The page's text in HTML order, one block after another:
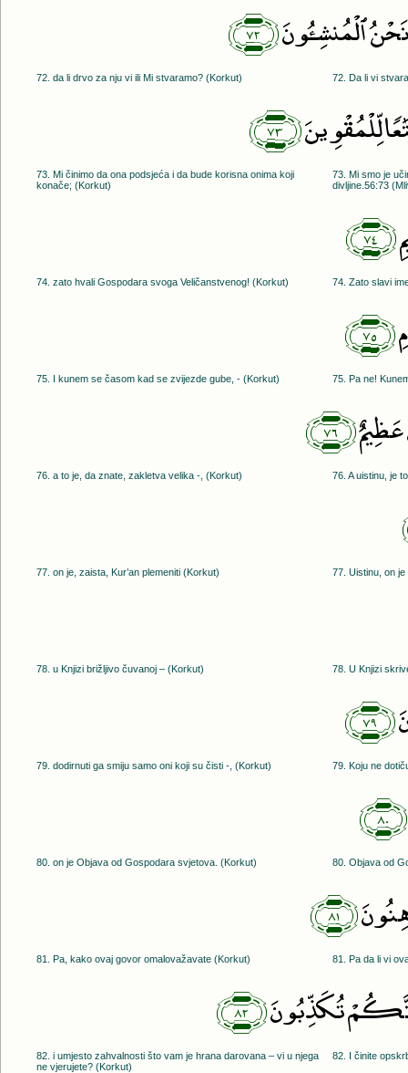
نَحْنُ ٱلْمُنشِـُٔونَ﴿٧٢﴾
72. da li drvo za nju vi ili Mi stvaramo? (Korkut) 72. Da li vi
لِّلْمُقْوِينَ﴿٧٣﴾
73. Mi činimo da ona podsjeća i da bude korisna onima koji
konače; (Korkut)
73. Mi smo je
divljine.56:73
﴿٧٤﴾
74. zato hvali Gospodara svoga Veličanstvenog! (Korkut) 74. Zato slavi
﴿٧٥﴾
75. I kunem se časom kad se zvijezde gube, - (Korkut) 75. Pa ne!
﴿٧٦﴾
76. a to je, da znate, zakletva velika -, (Korkut) 76. A uistinu, je
77. on je, zaista, Kur’an plemeniti (Korkut) 77. Uistinu, on
78. u Knjizi brižljivo čuvanoj – (Korkut) 78. U Knjizi
﴿٧٩﴾
79. dodirnuti ga smiju samo oni koji su čisti -, (Korkut) 79. Koju ne
﴿٨٠﴾
80. on je Objava od Gospodara svjetova. (Korkut) 80. Objava od
﴿٨١﴾
81. Pa, kako ovaj govor omalovažavate (Korkut) 81. Pa da li vi
تُكَذِّبُونَ﴿٨٢﴾
82. i umjesto zahvalnosti što vam je hrana darovana – vi u njega
ne vjerujete? (Korkut)
82. I činite